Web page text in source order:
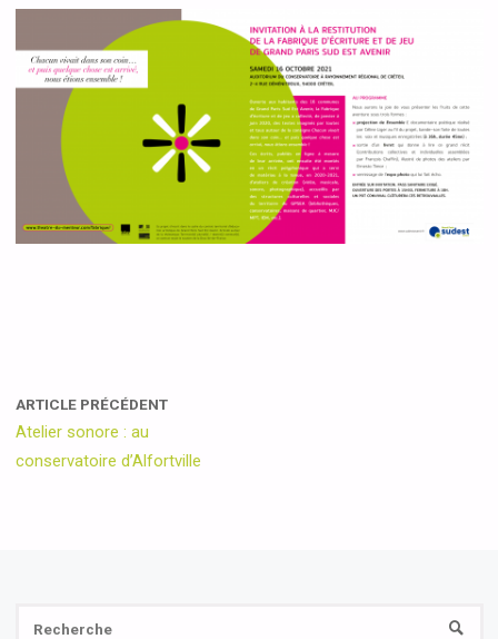
ARTICLE PRÉCÉDENT
Atelier sonore : au
conservatoire d’Alfortville